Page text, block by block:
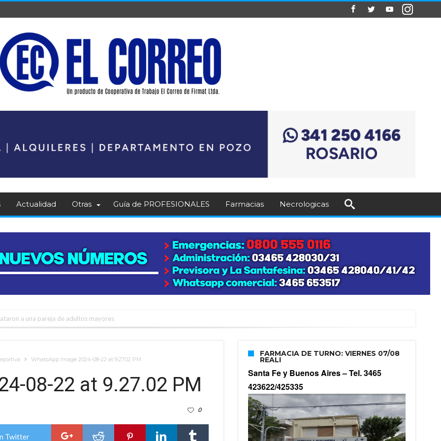
Actualidad Otras Guía de PROFESIONALES Farmacias Necrologicas
a una pareja de adultos mayores
la Expo Dose
WhatsApp Image 2024-08-22 at 9.27.02 PM
08-22 at 9.27.02 PM
0
Twitter
FARMACIA DE TURNO: VIERNES 07/08
REALI
Santa Fe y Buenos Aires –Tel. 3465
423622/425335